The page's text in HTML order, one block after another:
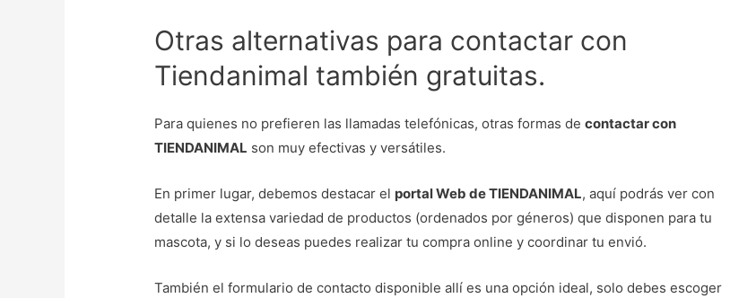
Otras alternativas para contactar con
Tiendanimal también gratuitas.
Para quienes no prefieren las llamadas telefónicas, otras formas decontactar con
TIENDANIMAL son muy efectivas y versátiles.
En primer lugar, debemos destacar el portal Web de TIENDANIMAL, aquí podrás ver con
detalle la extensa variedad de productos (ordenados por géneros) que disponen para tu
mascota, y si lo deseas puedes realizar tu compra online y coordinar tu envió.
También el formulario de contacto disponible allí es una opción ideal, solo debes escoger